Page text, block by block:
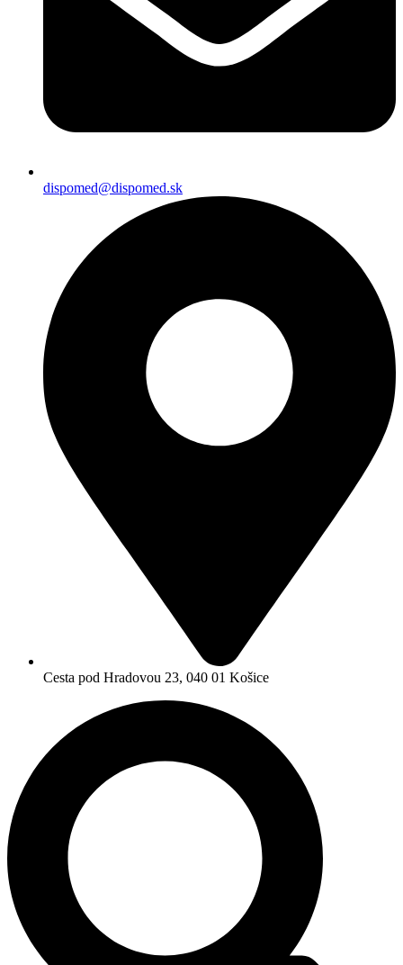
dispomed@dispomed.sk
Cesta pod Hradovou 23, 040 01 Košice